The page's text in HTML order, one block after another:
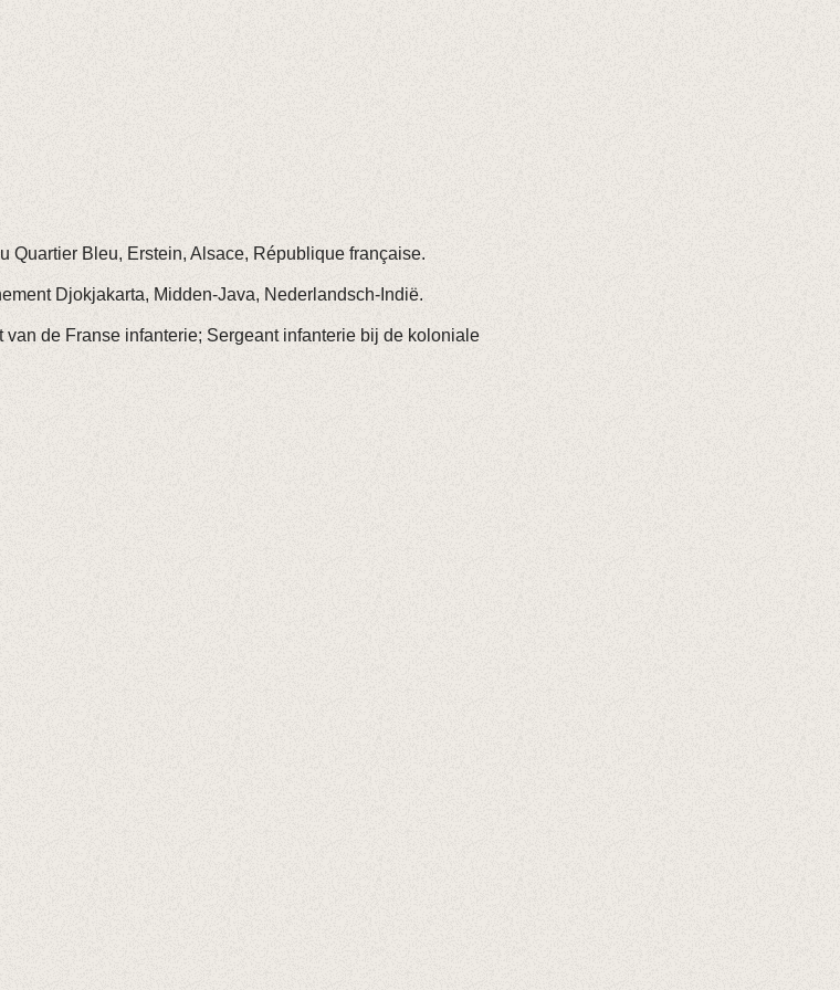
Bleu, Erstein, Alsace, République française.
Djokjakarta, Midden-Java, Nederlandsch-Indië.
de Franse infanterie; Sergeant infanterie bij de koloniale